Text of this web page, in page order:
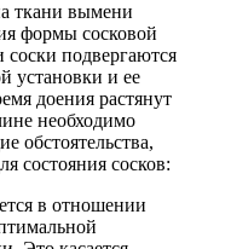
ткани вымени
формы сосковой
подвергаются
установки и ее
доения растянут
необходимо
обстоятельства,
состояния сосков:
в отношении